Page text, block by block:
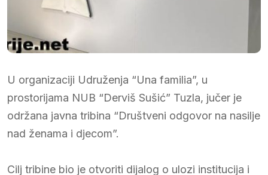
U organizaciji Udruženja “Una familia”, u
prostorijama NUB “Derviš Sušić” Tuzla, jučer je
održana javna tribina “Društveni odgovor na nasilje
nad ženama i djecom”.
Cilj tribine bio je otvoriti dijalog o ulozi institucija i